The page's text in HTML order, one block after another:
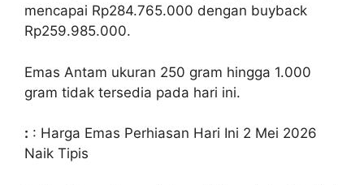
mencapai Rp284.765.000 dengan buyback
Rp259.985.000.
Emas Antam ukuran 250 gram hingga 1.000
gram tidak tersedia pada hari ini.
: : Harga Emas Perhiasan Hari Ini 2 Mei 2026
Naik Tipis